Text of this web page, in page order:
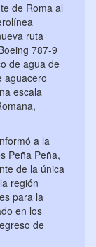
de Roma al
ruta
787-9
de agua de
aguacero
escala
a la
Peña Peña,
de la única
región
para la
en los
de